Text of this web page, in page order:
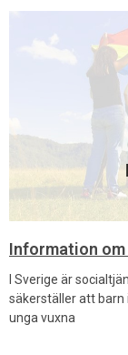
Information
I Sverige är
säkerställer att barn
unga vuxna